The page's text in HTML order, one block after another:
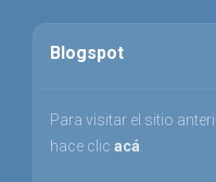
Blogspot
Para visitar el sitio
hace clic acá